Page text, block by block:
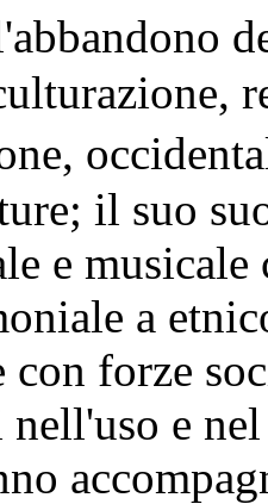
il suo
e
a
con forze
e